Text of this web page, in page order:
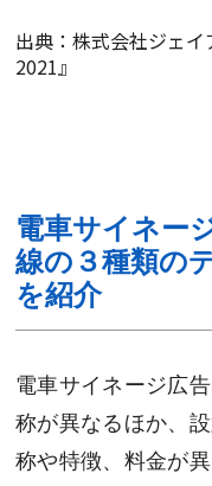
出典：株式会社ジェイ
2021』
電車サイネー
線の３種類の
を紹介
電車サイネージ広
称が異なるほか、
称や特徴、料金が異